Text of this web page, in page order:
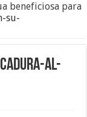
beneficiosa para
su-
al-